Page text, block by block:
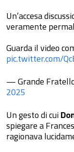
Un’accesa
veramente
Guarda il video
pic.twitter.com/
— Grande
2025
Un gesto di cui
spiegare a
ragionava